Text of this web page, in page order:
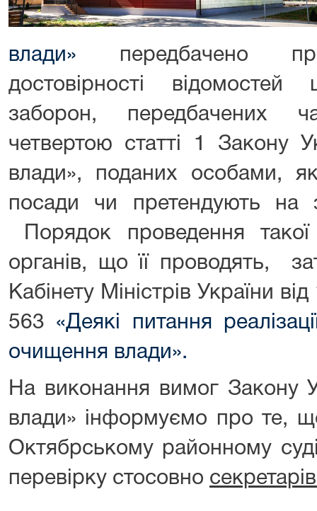
влади» передбачено
достовірності
заборон, передбачених
четвертою статті 1 Закону
влади», поданих особами,
посади чи претендують на
Порядок проведення такої
органів, що її проводять,
Кабінету Міністрів України
563 «Деякі питання
очищення влади».
На виконання вимог Закону
влади» інформуємо про те,
Октябрському районному
перевірку стосовно